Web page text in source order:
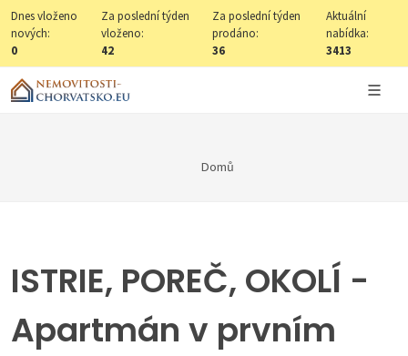
Dnes vloženo
nových:
0
Za poslední týden
vloženo:
42
Za poslední týden
prodáno:
36
Aktuální
nabídka:
3413
Domů
ISTRIE, POREČ, OKOLÍ -
Apartmán v prvním